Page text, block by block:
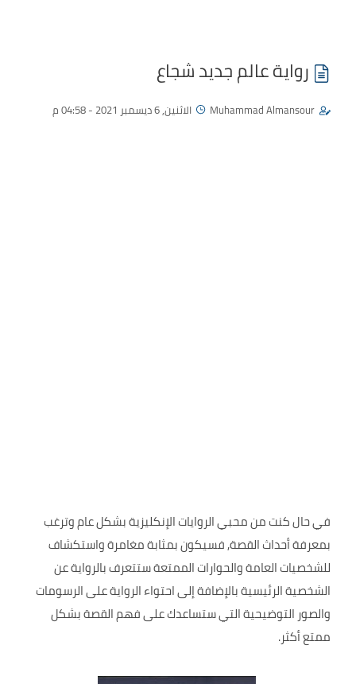
رواية عالم جديد شجاع
Muhammad Almansour الاثنين, 6 ديسمبر 2021 - 04:58 م
في حال كنت من محبي الروايات الإنكليزية بشكل عام وترغب
بمعرفة أحداث القصة, فسيكون بمثابة مغامرة واستكشاف
للشخصيات العامة والحوارات الممتعة ستتعرف بالرواية عن
الشخصية الرئيسية بالإضافة إلى احتواء الرواية على الرسومات
والصور التوضيحية التي ستساعدك على فهم القصة بشكل
ممتع أكثر.